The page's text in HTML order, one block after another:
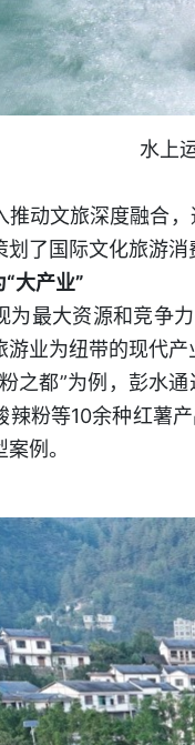
水上
推动文旅深度融合
划了国际文化旅游
大产业”
为最大资源和竞争
游业为纽带的现代
之都”为例，彭水
辣粉等10余种红薯
例。